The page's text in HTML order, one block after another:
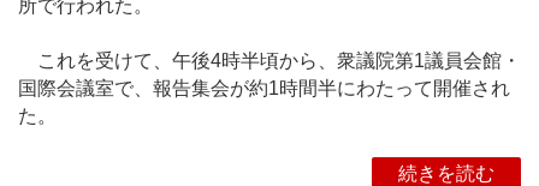
所で行われた。
これを受けて、午後4時半頃から、衆議院第1議員会館・
国際会議室で、報告集会が約1時間半にわたって開催され
た。
続きを読む